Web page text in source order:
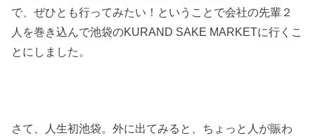
で、ぜひとも行ってみたい！ということで会社の先輩２
人を巻き込んで池袋のKURAND SAKE MARKETに行くこ
とにしました。
さて、人生初池袋。外に出てみると、ちょっと人が賑わ